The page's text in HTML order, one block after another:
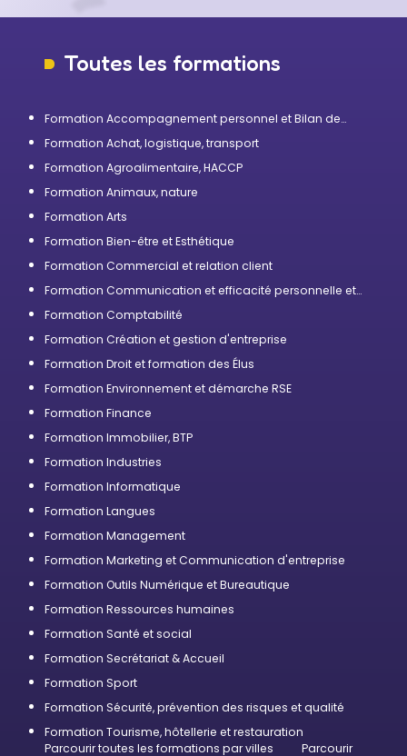
Toutes les formations
Formation Accompagnement personnel et Bilan de
Formation Achat, logistique, transport
Formation Agroalimentaire, HACCP
Formation Animaux, nature
Formation Arts
Formation Bien-être et Esthétique
Formation Commercial et relation client
Formation Communication et efficacité personnelle et
Formation Comptabilité
Formation Création et gestion d'entreprise
Formation Droit et formation des Élus
Formation Environnement et démarche RSE
Formation Finance
Formation Immobilier, BTP
Formation Industries
Formation Informatique
Formation Langues
Formation Management
Formation Marketing et Communication d'entreprise
Formation Outils Numérique et Bureautique
Formation Ressources humaines
Formation Santé et social
Formation Secrétariat & Accueil
Formation Sport
Formation Sécurité, prévention des risques et qualité
Formation Tourisme, hôtellerie et restauration
Parcourir toutes les formations par villes
Parcourir